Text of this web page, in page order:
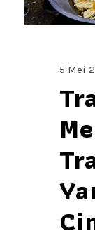
5 Mei